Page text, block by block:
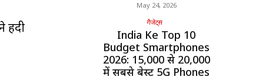
May 24, 2026
गैजेट्स
India Ke Top 10
Budget Smartphones
2026: ₹15,000 से ₹20,000
में सबसे बेस्ट 5G Phones